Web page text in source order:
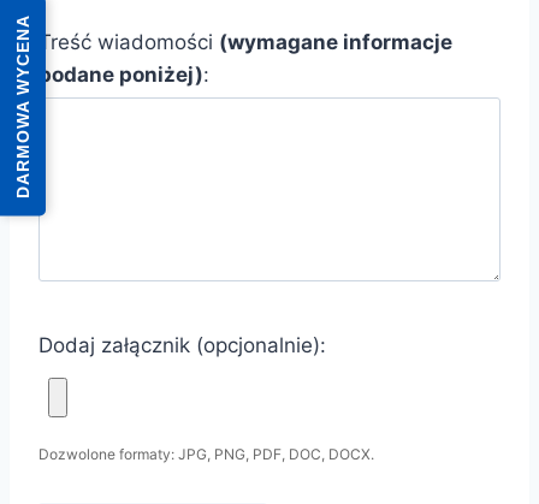
Treść wiadomości (wymagane informacje
podane poniżej):
Dodaj załącznik (opcjonalnie):
Dozwolone formaty: JPG, PNG, PDF, DOC, DOCX.
DARMOWA WYCENA